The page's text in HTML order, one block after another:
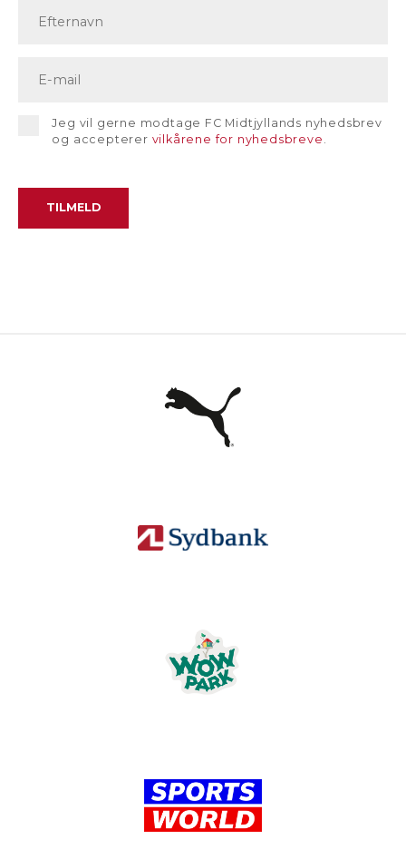
Jeg vil gerne modtage FC Midtjyllands nyhedsbrev
og accepterer vilkårene for nyhedsbreve .